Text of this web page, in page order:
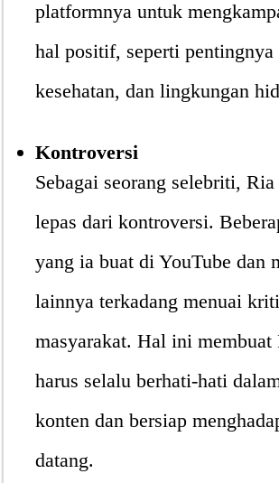
platformnya untuk
hal positif, seperti pentingnya
kesehatan, dan lingkungan
Kontroversi
Sebagai seorang selebriti,
lepas dari kontroversi.
yang ia buat di YouTube dan
lainnya terkadang menuai
masyarakat. Hal ini
harus selalu berhati-hati
konten dan bersiap
datang.